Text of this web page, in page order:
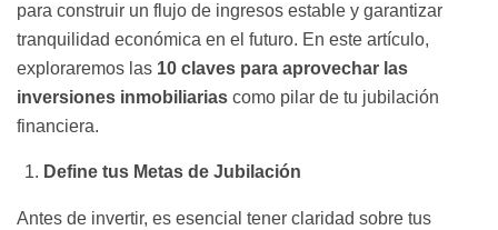
para construir un flujo de ingresos estable y garantizar
tranquilidad económica en el futuro. En este artículo,
exploraremos las 10 claves para aprovechar las
inversiones inmobiliarias como pilar de tu jubilación
financiera.
Define tus Metas de Jubilación
Antes de invertir, es esencial tener claridad sobre tus